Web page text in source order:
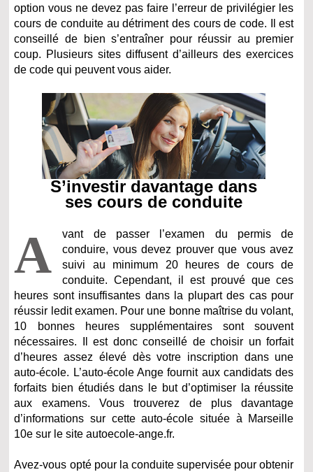
option vous ne devez pas faire l’erreur de privilégier les
cours de conduite au détriment des cours de code. Il est
conseillé de bien s’entraîner pour réussir au premier
coup. Plusieurs sites diffusent d’ailleurs des exercices
de code qui peuvent vous aider.
S’investir davantage dans
ses cours de conduite
A
vant de passer l’examen du permis de
conduire, vous devez prouver que vous avez
suivi au minimum 20 heures de cours de
conduite. Cependant, il est prouvé que ces
heures sont insuffisantes dans la plupart des cas pour
réussir ledit examen. Pour une bonne maîtrise du volant,
10 bonnes heures supplémentaires sont souvent
nécessaires. Il est donc conseillé de choisir un forfait
d’heures assez élevé dès votre inscription dans une
auto-école. L’auto-école Ange fournit aux candidats des
forfaits bien étudiés dans le but d’optimiser la réussite
aux examens. Vous trouverez de plus davantage
d’informations sur cette auto-école située à Marseille
10e sur le site autoecole-ange.fr.
Avez-vous opté pour la conduite supervisée pour obtenir